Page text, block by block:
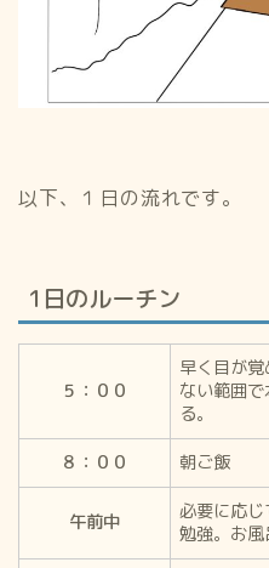
以下、１日の流れです。
1日のルーチン
５：００
早く目が
ない範囲
る。
８：００
朝ご飯
午前中
必要に応
勉強。お風